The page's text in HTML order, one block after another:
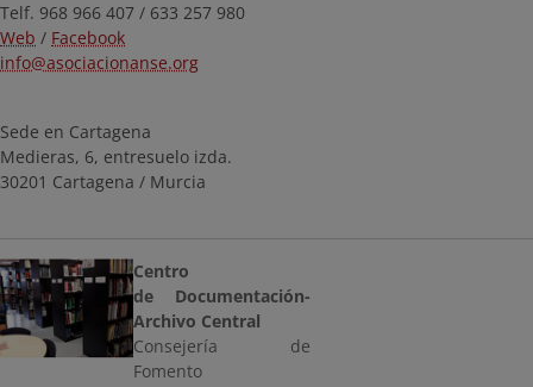
Telf. 968 966 407 / 633 257 980
Web / Facebook
info@asociacionanse.org
Sede en Cartagena
Medieras, 6, entresuelo izda.
30201 Cartagena / Murcia
Centro
de Documentación-
Archivo Central
Consejería de
Fomento